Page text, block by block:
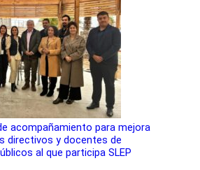
acompañamiento para mejora
directivos y docentes de
al que participa SLEP